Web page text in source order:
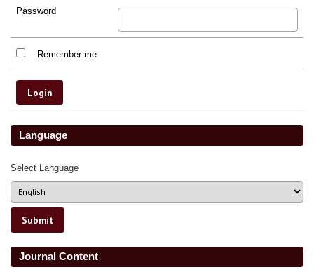
Password
Remember me
Language
Select Language
Journal Content